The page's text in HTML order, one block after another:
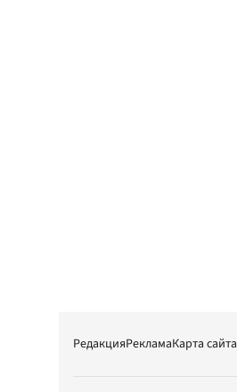
РедакцияРекламаКарта сайта